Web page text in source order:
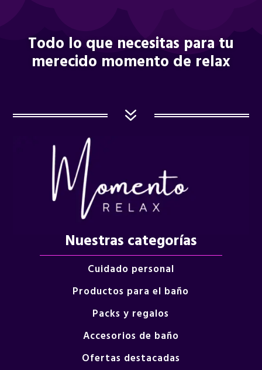
Todo lo que necesitas para tu
merecido momento de relax
7
Nuestras categorías
Cuidado personal
Productos para el baño
Packs y regalos
Accesorios de baño
Ofertas destacadas